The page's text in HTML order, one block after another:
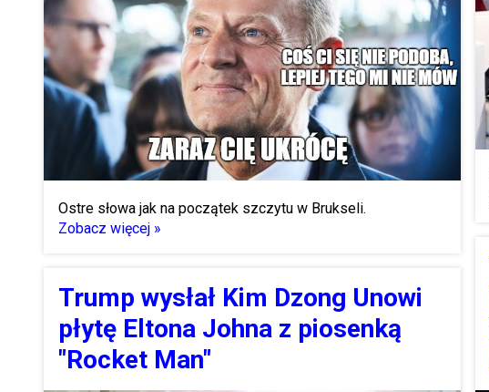
Ostre słowa jak na początek szczytu w Brukseli.
Zobacz więcej »
Trump wysłał Kim Dzong Unowi
płytę Eltona Johna z piosenką
"Rocket Man"